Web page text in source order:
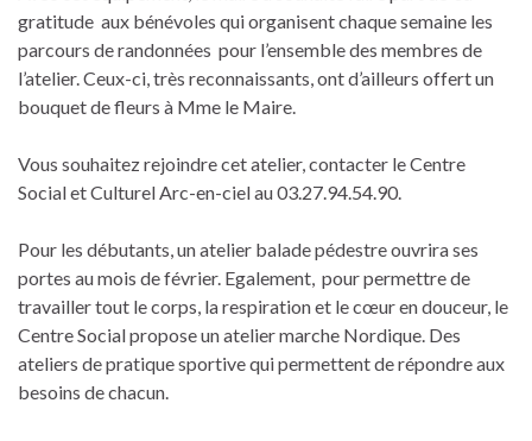
gratitude aux bénévoles qui organisent chaque semaine les
parcours de randonnées pour l’ensemble des membres de
l’atelier. Ceux-ci, très reconnaissants, ont d’ailleurs offert un
bouquet de fleurs à Mme le Maire.
Vous souhaitez rejoindre cet atelier, contacter le Centre
Social et Culturel Arc-en-ciel au 03.27.94.54.90.
Pour les débutants, un atelier balade pédestre ouvrira ses
portes au mois de février. Egalement, pour permettre de
travailler tout le corps, la respiration et le cœur en douceur, le
Centre Social propose un atelier marche Nordique. Des
ateliers de pratique sportive qui permettent de répondre aux
besoins de chacun.